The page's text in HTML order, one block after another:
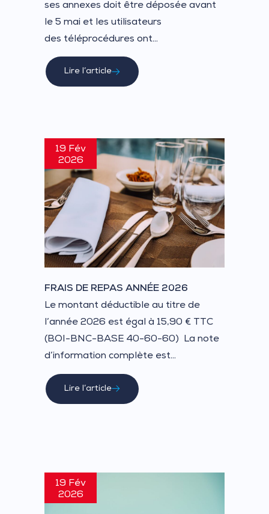
ses annexes doit être déposée avant
le 5 mai et les utilisateurs
des téléprocédures ont...
Lire l’article
19 Fév
2026
FRAIS DE REPAS ANNÉE 2026
Le montant déductible au titre de
l’année 2026 est égal à 15,90 € TTC
(BOI-BNC-BASE 40-60-60) La note
d’information complète est...
Lire l’article
19 Fév
2026